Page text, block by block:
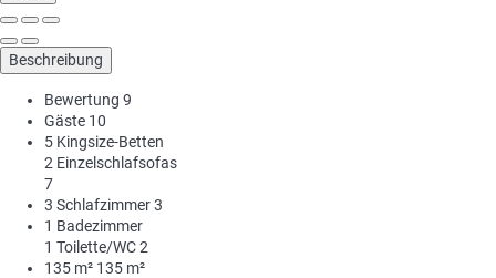
Beschreibung
Bewertung 9
Gäste 10
5 Kingsize-Betten
2 Einzelschlafsofas
7
3 Schlafzimmer3
1 Badezimmer
1 Toilette/WC2
135 m² 135 m²